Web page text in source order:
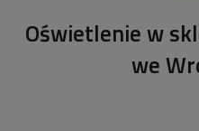
Oświetlenie w
we